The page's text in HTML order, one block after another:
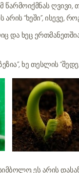
წარმოიქმნას
არის “ხეში”, ისევე,
და ხეც
ხე თესლის
ეს არის